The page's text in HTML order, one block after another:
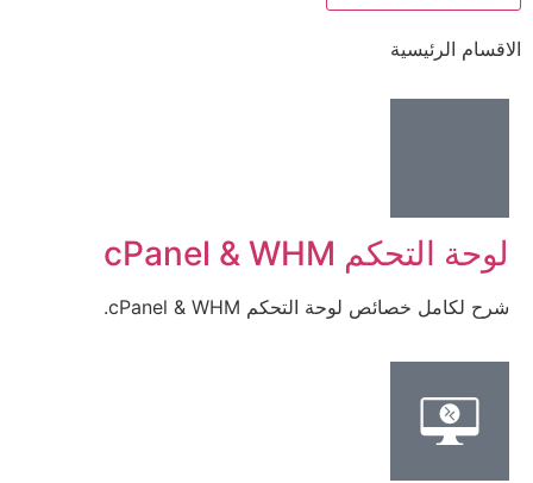
الاقسام الرئيسية
لوحة التحكم cPanel & WHM
شرح لكامل خصائص لوحة التحكم cPanel & WHM.